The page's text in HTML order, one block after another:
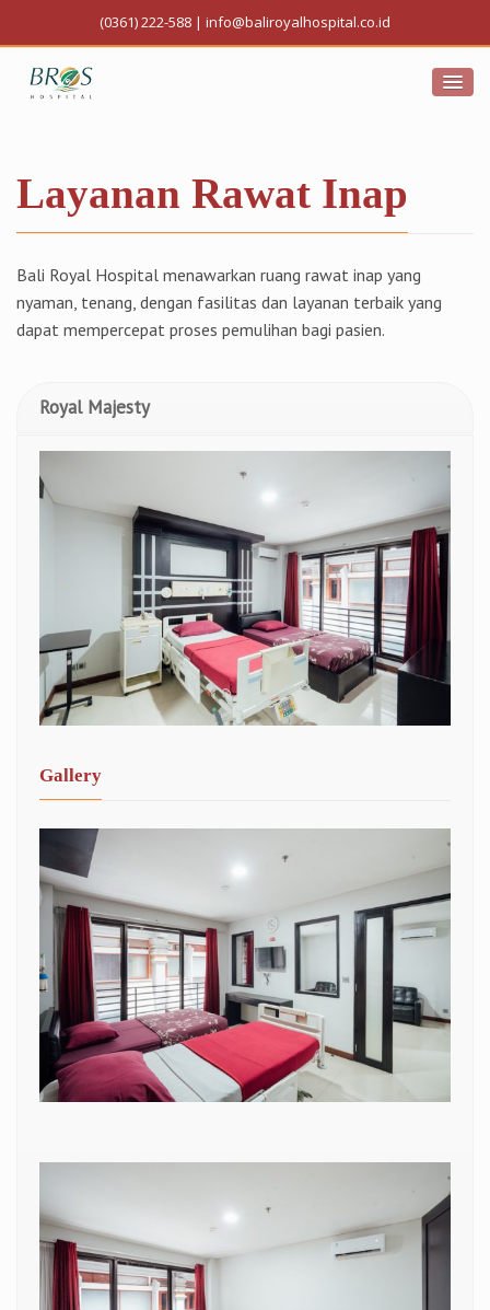
(0361) 222-588 | info@baliroyalhospital.co.id
Layanan Rawat Inap
Bali Royal Hospital menawarkan ruang rawat inap yang
nyaman, tenang, dengan fasilitas dan layanan terbaik yang
dapat mempercepat proses pemulihan bagi pasien.
Royal Majesty
Gallery